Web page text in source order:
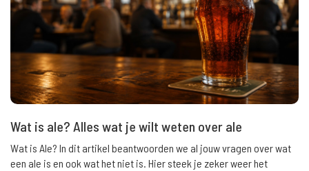
Wat is ale? Alles wat je wilt weten over ale
Wat is Ale? In dit artikel beantwoorden we al jouw vragen over wat
een ale is en ook wat het niet is. Hier steek je zeker weer het